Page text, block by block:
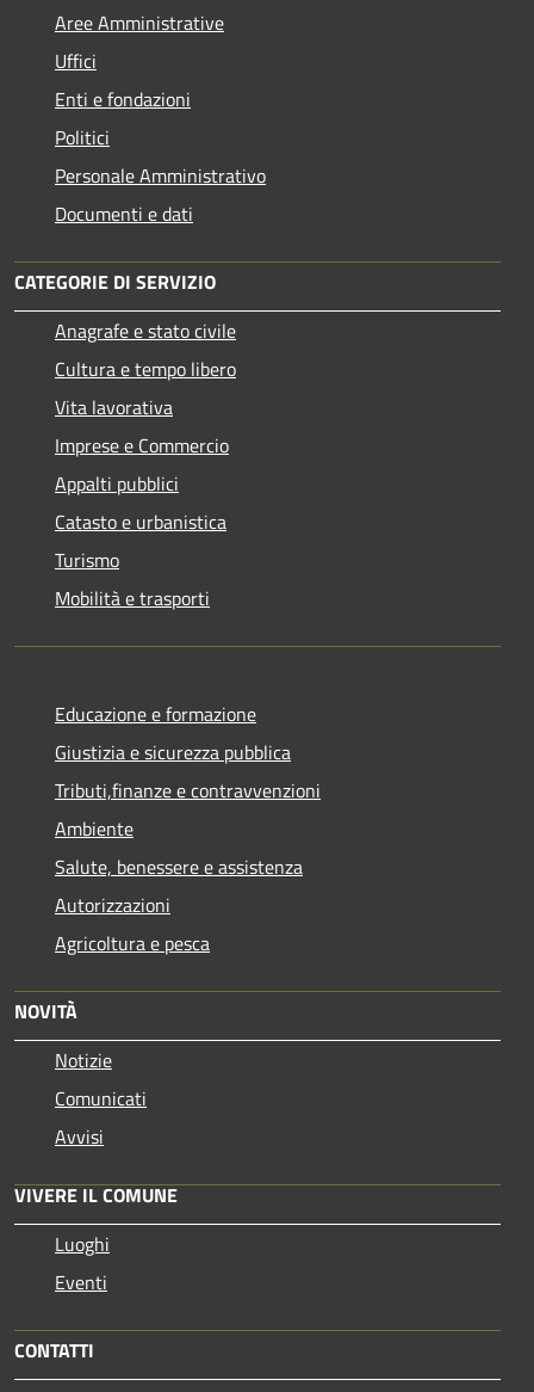
Aree Amministrative
Uffici
Enti e fondazioni
Politici
Personale Amministrativo
Documenti e dati
CATEGORIE DI SERVIZIO
Anagrafe e stato civile
Cultura e tempo libero
Vita lavorativa
Imprese e Commercio
Appalti pubblici
Catasto e urbanistica
Turismo
Mobilità e trasporti
Educazione e formazione
Giustizia e sicurezza pubblica
Tributi,finanze e contravvenzioni
Ambiente
Salute, benessere e assistenza
Autorizzazioni
Agricoltura e pesca
NOVITÀ
Notizie
Comunicati
Avvisi
VIVERE IL COMUNE
Luoghi
Eventi
CONTATTI